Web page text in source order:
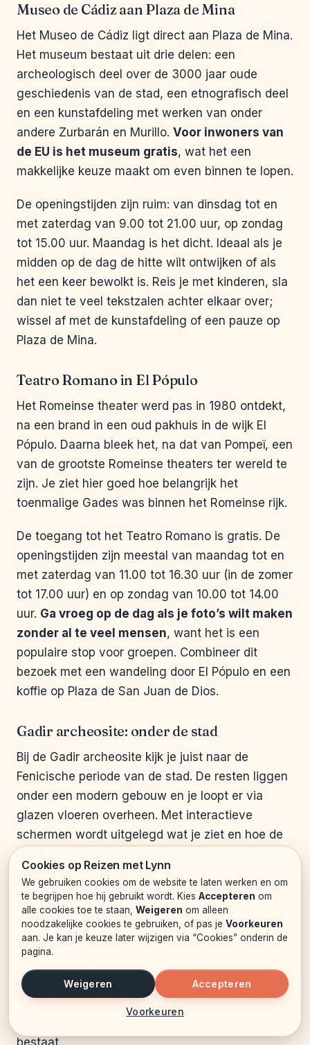
Museo de Cádiz aan Plaza de Mina
Het Museo de Cádiz ligt direct aan Plaza de Mina.
Het museum bestaat uit drie delen: een
archeologisch deel over de 3000 jaar oude
geschiedenis van de stad, een etnografisch deel
en een kunstafdeling met werken van onder
andere Zurbarán en Murillo. Voor inwoners van
de EU is het museum gratis, wat het een
makkelijke keuze maakt om even binnen te lopen.
De openingstijden zijn ruim: van dinsdag tot en
met zaterdag van 9.00 tot 21.00 uur, op zondag
tot 15.00 uur. Maandag is het dicht. Ideaal als je
midden op de dag de hitte wilt ontwijken of als
het een keer bewolkt is. Reis je met kinderen, sla
dan niet te veel tekstzalen achter elkaar over;
wissel af met de kunstafdeling of een pauze op
Plaza de Mina.
Teatro Romano in El Pópulo
Het Romeinse theater werd pas in 1980 ontdekt,
na een brand in een oud pakhuis in de wijk El
Pópulo. Daarna bleek het, na dat van Pompeï, een
van de grootste Romeinse theaters ter wereld te
zijn. Je ziet hier goed hoe belangrijk het
toenmalige Gades was binnen het Romeinse rijk.
De toegang tot het Teatro Romano is gratis. De
openingstijden zijn meestal van maandag tot en
met zaterdag van 11.00 tot 16.30 uur (in de zomer
tot 17.00 uur) en op zondag van 10.00 tot 14.00
uur. Ga vroeg op de dag als je foto’s wilt maken
zonder al te veel mensen, want het is een
populaire stop voor groepen. Combineer dit
bezoek met een wandeling door El Pópulo en een
koffie op Plaza de San Juan de Dios.
Gadir archeosite: onder de stad
Bij de Gadir archeosite kijk je juist naar de
Fenicische periode van de stad. De resten liggen
onder een modern gebouw en je loopt er via
glazen vloeren overheen. Met interactieve
schermen wordt uitgelegd wat je ziet en hoe de
stad er toen uitzag. Het voelt bijna alsof je onder
het huidige Cádiz doorloopt.
De toegang is gratis, maar er wordt vaak met
tijdsloten gewerkt. Loop aan het begin van de
dag even langs om te vragen hoe druk het is.
stad, niet ver van de kathedraal. Dit is een leuke
plek als je met kinderen reist, omdat de uitleg vrij
Cookies op Reizen met Lynn
We gebruiken cookies om de website te laten werken en om
te begrijpen hoe hij gebruikt wordt. Kies Accepteren om
alle cookies toe te staan, Weigeren om alleen
noodzakelijke cookies te gebruiken, of pas je Voorkeuren
aan. Je kan je keuze later wijzigen via “Cookies” onderin de
pagina.
Weigeren
Voorkeuren
Accepteren